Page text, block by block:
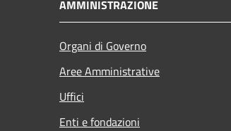
AMMINISTRAZIONE
Organi di Governo
Aree Amministrative
Uffici
Enti e fondazioni